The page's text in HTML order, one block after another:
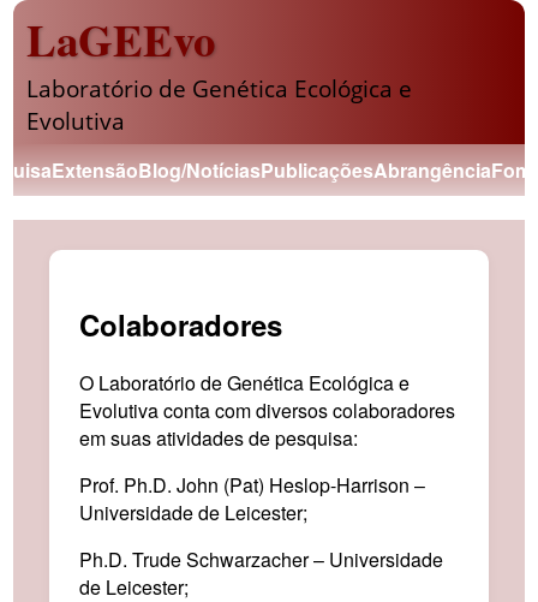
LaGEEvo
Laboratório de Genética Ecológica e
Evolutiva
ExtensãoBlog/NotíciasPublicaçõesAbrangência
Colaboradores
O Laboratório de Genética Ecológica e
Evolutiva conta com diversos colaboradores
em suas atividades de pesquisa:
Prof. Ph.D. John (Pat) Heslop-Harrison –
Universidade de Leicester;
Ph.D. Trude Schwarzacher – Universidade
de Leicester;